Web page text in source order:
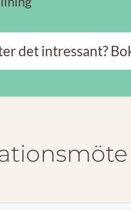
det intressant?